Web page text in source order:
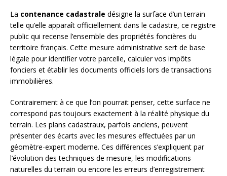
La contenance cadastrale désigne la surface d’un terrain
telle qu’elle apparaît officiellement dans le cadastre, ce registre
public qui recense l’ensemble des propriétés foncières du
territoire français. Cette mesure administrative sert de base
légale pour identifier votre parcelle, calculer vos impôts
fonciers et établir les documents officiels lors de transactions
immobilières.
Contrairement à ce que l’on pourrait penser, cette surface ne
correspond pas toujours exactement à la réalité physique du
terrain. Les plans cadastraux, parfois anciens, peuvent
présenter des écarts avec les mesures effectuées par un
géomètre-expert moderne. Ces différences s’expliquent par
l’évolution des techniques de mesure, les modifications
naturelles du terrain ou encore les erreurs d’enregistrement